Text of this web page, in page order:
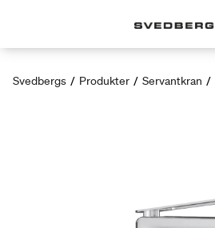
Svedbergs / Produkter / Servantkran /